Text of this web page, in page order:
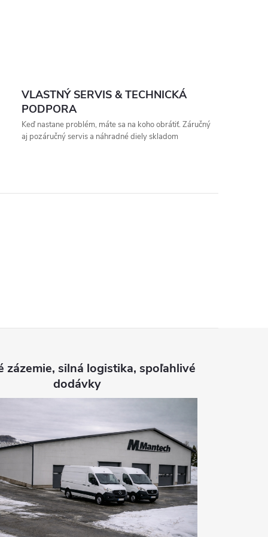
VLASTNÝ SERVIS & TECHNICKÁ
PODPORA
Keď nastane problém, máte sa na koho obrátiť. Záručný
aj pozáručný servis a náhradné diely skladom
zázemie, silná logistika, spoľahlivé
dodávky